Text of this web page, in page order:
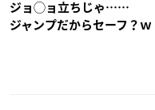
ジョ◯ョ立ちじゃ……
ジャンプだからセーフ？ｗ